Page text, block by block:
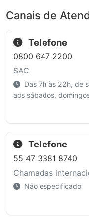
Canais de
Telefone
0800 647 2200
SAC
Das 7h às 22h, de
aos sábados,
Telefone
55 47 3381 8740
Chamadas
Não especificado